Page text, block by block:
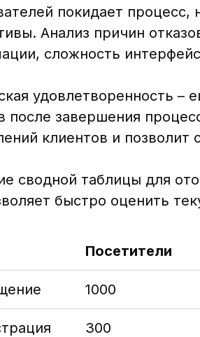
покидает
Анализ причин
сложность
удовлетворенность
после завершения
клиентов и
сводной таблицы для
быстро оценить
Посетители
1000
300